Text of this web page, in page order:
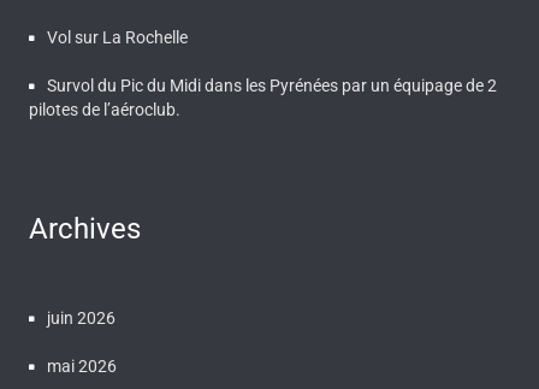
Vol sur La Rochelle
Survol du Pic du Midi dans les Pyrénées par un équipage de 2
pilotes de l’aéroclub.
Archives
juin 2026
mai 2026